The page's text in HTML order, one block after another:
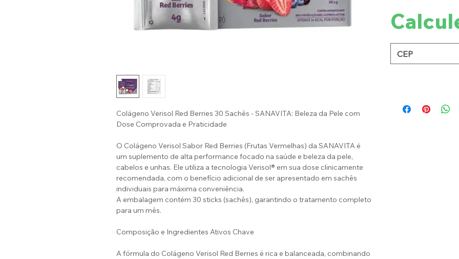
Colágeno Verisol Red Berries 30 Sachês - SANAVITA: Beleza da Pele com
Dose Comprovada e Praticidade
O Colágeno Verisol Sabor Red Berries (Frutas Vermelhas) da SANAVITA é
um suplemento de alta performance focado na saúde e beleza da pele,
cabelos e unhas. Ele utiliza a tecnologia Verisol® em sua dose clinicamente
recomendada, com o benefício adicional de ser apresentado em sachês
individuais para máxima conveniência.
A embalagem contém 30 sticks (sachês), garantindo o tratamento completo
para um mês.
Composição e Ingredientes Ativos Chave
A fórmula do Colágeno Verisol Red Berries é rica e balanceada, combinando